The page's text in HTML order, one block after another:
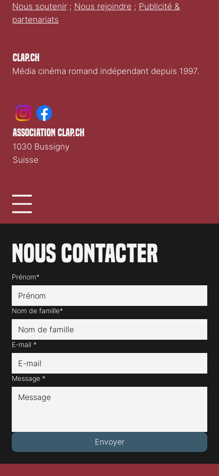
Clap.ch
Média cinéma romand indépendant depuis 1997.
Nous soutenir ; Nous rejoindre ; Publicité &
partenariats
Nous contacter
Prénom*
Nom de famille*
E-mail *
Message *
Envoyer
association clap.ch
1030 Bussigny
Suisse